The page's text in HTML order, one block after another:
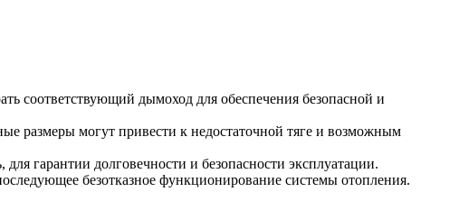
соответствующий дымоход для обеспечения безопасной и
размеры могут привести к недостаточной тяге и возможным
гарантии долговечности и безопасности эксплуатации.
безотказное функционирование системы отопления.